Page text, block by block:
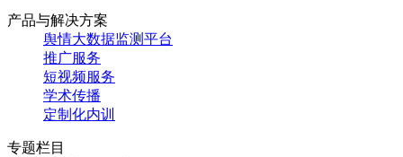
产品与解决方案
舆情大数据监测平台
推广服务
短视频服务
学术传播
定制化内训
专题栏目